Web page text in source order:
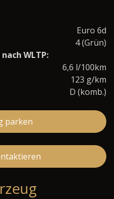
Euro 6d
4 (Grün)
WLTP:
6,6 l/100km
123 g/km
D (komb.)
parken